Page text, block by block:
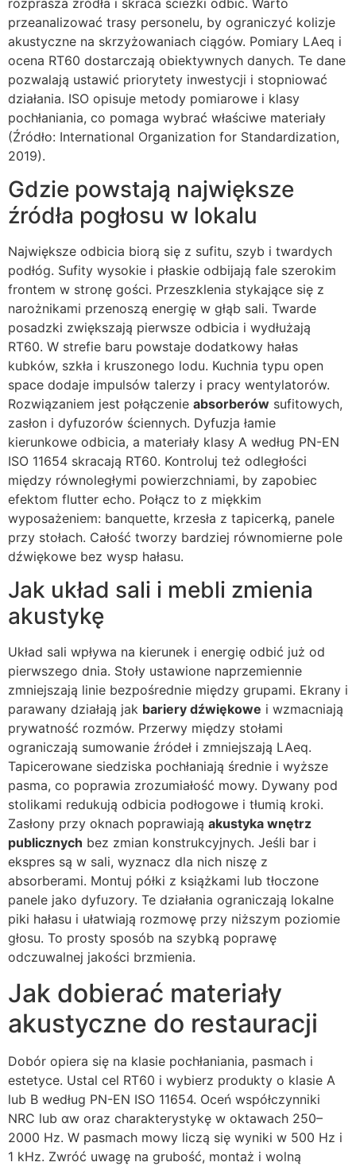
przeanalizować trasy personelu, by ograniczyć kolizje
akustyczne na skrzyżowaniach ciągów. Pomiary LAeq i
ocena RT60 dostarczają obiektywnych danych. Te dane
pozwalają ustawić priorytety inwestycji i stopniować
działania. ISO opisuje metody pomiarowe i klasy
pochłaniania, co pomaga wybrać właściwe materiały
(Źródło: International Organization for Standardization,
2019).
Gdzie powstają największe
źródła pogłosu w lokalu
Największe odbicia biorą się z sufitu, szyb i twardych
podłóg. Sufity wysokie i płaskie odbijają fale szerokim
frontem w stronę gości. Przeszklenia stykające się z
narożnikami przenoszą energię w głąb sali. Twarde
posadzki zwiększają pierwsze odbicia i wydłużają
RT60. W strefie baru powstaje dodatkowy hałas
kubków, szkła i kruszonego lodu. Kuchnia typu open
space dodaje impulsów talerzy i pracy wentylatorów.
Rozwiązaniem jest połączenie absorberów sufitowych,
zasłon i dyfuzorów ściennych. Dyfuzja łamie
kierunkowe odbicia, a materiały klasy A według PN-EN
ISO 11654 skracają RT60. Kontroluj też odległości
między równoległymi powierzchniami, by zapobiec
efektom flutter echo. Połącz to z miękkim
wyposażeniem: banquette, krzesła z tapicerką, panele
przy stołach. Całość tworzy bardziej równomierne pole
dźwiękowe bez wysp hałasu.
Jak układ sali i mebli zmienia
akustykę
Układ sali wpływa na kierunek i energię odbić już od
pierwszego dnia. Stoły ustawione naprzemiennie
zmniejszają linie bezpośrednie między grupami. Ekrany i
parawany działają jak bariery dźwiękowe i wzmacniają
prywatność rozmów. Przerwy między stołami
ograniczają sumowanie źródeł i zmniejszają LAeq.
Tapicerowane siedziska pochłaniają średnie i wyższe
pasma, co poprawia zrozumiałość mowy. Dywany pod
stolikami redukują odbicia podłogowe i tłumią kroki.
Zasłony przy oknach poprawiają akustyka wnętrz
publicznych bez zmian konstrukcyjnych. Jeśli bar i
ekspres są w sali, wyznacz dla nich niszę z
absorberami. Montuj półki z książkami lub tłoczone
panele jako dyfuzory. Te działania ograniczają lokalne
piki hałasu i ułatwiają rozmowę przy niższym poziomie
głosu. To prosty sposób na szybką poprawę
odczuwalnej jakości brzmienia.
Jak dobierać materiały
akustyczne do restauracji
Dobór opiera się na klasie pochłaniania, pasmach i
estetyce. Ustal cel RT60 i wybierz produkty o klasie A
lub B według PN-EN ISO 11654. Oceń współczynniki
NRC lub αw oraz charakterystykę w oktawach 250–
2000 Hz. W pasmach mowy liczą się wyniki w 500 Hz i
1 kHz. Zwróć uwagę na grubość, montaż i wolną